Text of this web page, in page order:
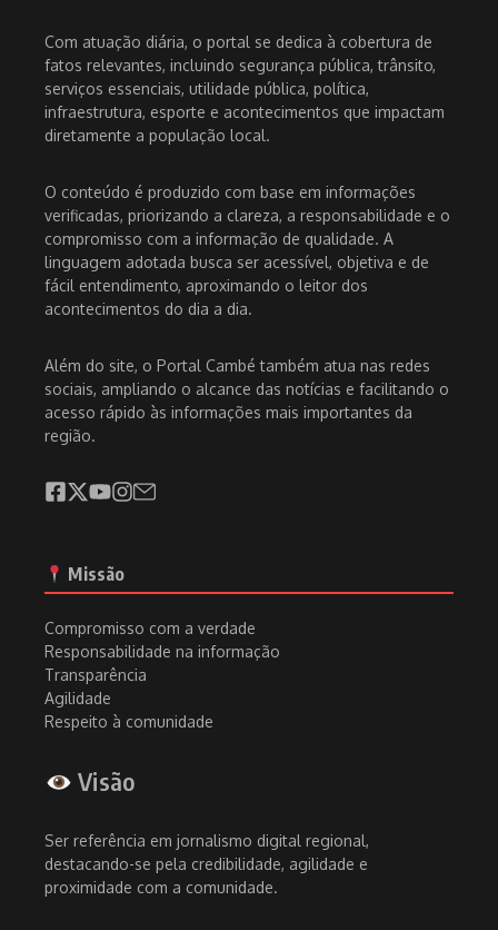
Com atuação diária, o portal se dedica à cobertura de
fatos relevantes, incluindo segurança pública, trânsito,
serviços essenciais, utilidade pública, política,
infraestrutura, esporte e acontecimentos que impactam
diretamente a população local.
O conteúdo é produzido com base em informações
verificadas, priorizando a clareza, a responsabilidade e o
compromisso com a informação de qualidade. A
linguagem adotada busca ser acessível, objetiva e de
fácil entendimento, aproximando o leitor dos
acontecimentos do dia a dia.
Além do site, o Portal Cambé também atua nas redes
sociais, ampliando o alcance das notícias e facilitando o
acesso rápido às informações mais importantes da
região.
Missão
Compromisso com a verdade
Responsabilidade na informação
Transparência
Agilidade
Respeito à comunidade
Visão
Ser referência em jornalismo digital regional,
destacando-se pela credibilidade, agilidade e
proximidade com a comunidade.